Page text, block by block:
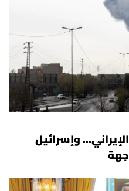
وإسرائيل